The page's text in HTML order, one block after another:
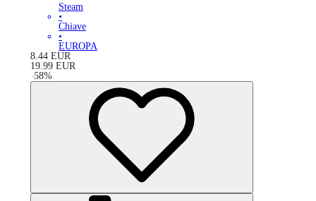
Steam
•
Chiave
•
EUROPA
8.44 EUR
19.99 EUR
-58%